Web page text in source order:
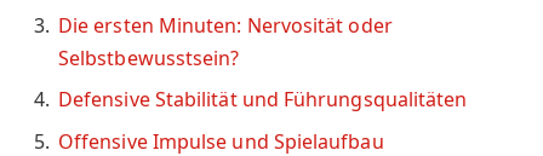
Die ersten Minuten: Nervosität oder
Selbstbewusstsein?
Defensive Stabilität und Führungsqualitäten
Offensive Impulse und Spielaufbau